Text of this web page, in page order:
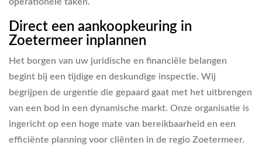
operationele taken.
Direct een aankoopkeuring in
Zoetermeer inplannen
Het borgen van uw juridische en financiële belangen
begint bij een tijdige en deskundige inspectie. Wij
begrijpen de urgentie die gepaard gaat met het uitbrengen
van een bod in een dynamische markt. Onze organisatie is
ingericht op een hoge mate van bereikbaarheid en een
efficiënte planning voor cliënten in de regio Zoetermeer.